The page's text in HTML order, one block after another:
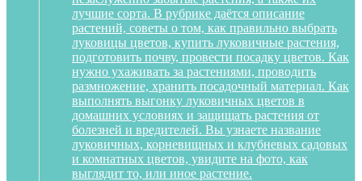
лучшие сорта. В рубрике даётся описание
растений, советы о том, как правильно выбрать
луковицы цветов, купить луковичные растения,
подготовить почву, провести посадку цветов. Как
нужно ухаживать за растениями, проводить
размножение, хранить посадочный материал. Как
выполнять выгонку луковичных цветов в
домашних условиях и защищать растения от
болезней и вредителей. Вы узнаете название
луковичных, корневищных и клубневых садовых
и комнатных цветов, увидите на фото, как
выглядит то, или иное растение.